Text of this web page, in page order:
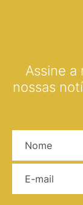
Assine
nossas